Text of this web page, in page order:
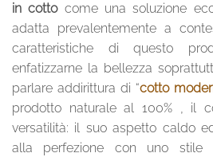
in cotto come una soluzione
adatta prevalentemente a
caratteristiche di questo
enfatizzarne la bellezza
parlare addirittura di “cotto
prodotto naturale al 100% , il
versatilità: il suo aspetto caldo
alla perfezione con uno stile